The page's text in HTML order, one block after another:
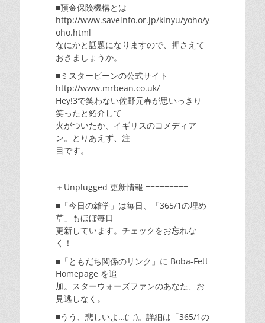
■預金保険機構とは
http://www.saveinfo.or.jp/kinyu/yoho/y
oho.html
なにかと話題になりますので、押さえて
おきましょうか。
■ミスタービーンの公式サイト
http://www.mrbean.co.uk/
Hey!3で笑わない佐野元春が思いっきり
笑ったと紹介して
火がついたか、イギリスのコメディア
ン。とりあえず、注
目です。
＋Unplugged 更新情報 =========
■「今日の雑学」は毎日、「365/1の埋め
草」もほぼ毎日
更新しています。チェックをお忘れな
く！
■「ともだち関係のリンク」に Boba-Fett
Homepage を追
加。スターウォーズファンのあなた、お
見逃しなく。
■うう、悲しいよ…(;_;)。詳細は「365/1の